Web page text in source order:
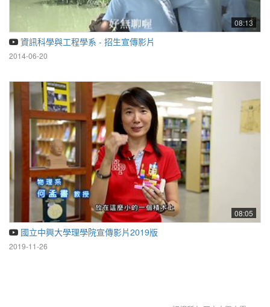
08:13
資訊科學與工程學系 - 招生宣傳影片
2014-06-20
08:05
國立中興大學理學院宣傳影片2019版
2019-11-26